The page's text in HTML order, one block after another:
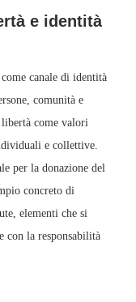
e identità
canale di identità
comunità e
come valori
e collettive.
per la donazione del
concreto di
elementi che si
con la responsabilità